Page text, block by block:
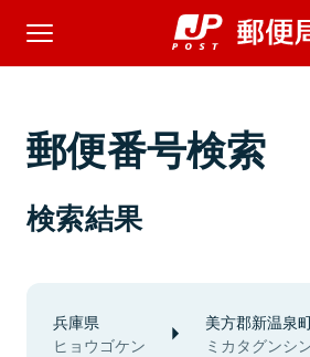
郵便番号検索
検索結果
兵庫県
ヒョウゴケン
美方郡新温泉
ミカタグンシ